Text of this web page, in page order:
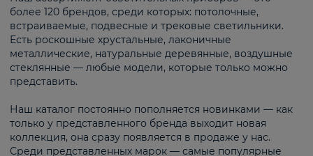
более 120 брендов, среди которых: потолочные,
встраиваемые, подвесные и трековые светильники.
Есть роскошные хрустальные, лаконичные
металлические, натуральные деревянные, воздушные
стеклянные — любые модели, которые только можно
представить.
Наш каталог постоянно пополняется новинками — как
только у представленного бренда выходит новая
коллекция, она сразу появляется в продаже у нас.
Среди представленных марок — самые популярные